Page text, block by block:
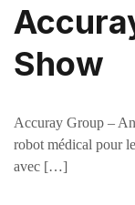
Show
Accuray Group –
robot médical pour
avec […]